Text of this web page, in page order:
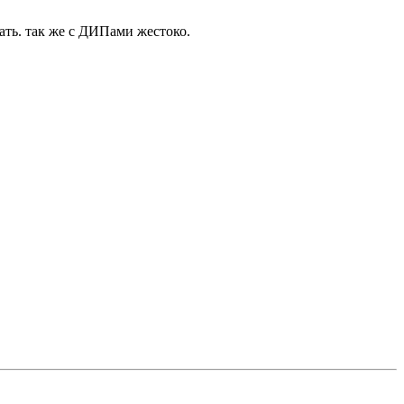
так же с ДИПами жестоко.